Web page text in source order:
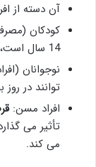
آن دسته از
کودکان
14 سال است، توصیه نمی شود.)
توانند در روز بیشتر از 100 میلی گرم
افراد مسن:
تأثیر می
می کند.